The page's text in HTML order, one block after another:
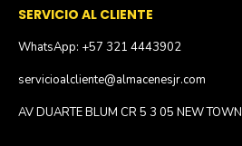
SERVICIO AL CLIENTE
WhatsApp: +57 321 4443902
servicioalcliente@almacenesjr.com
AV DUARTE BLUM CR 5 3 05 NEW TOWN